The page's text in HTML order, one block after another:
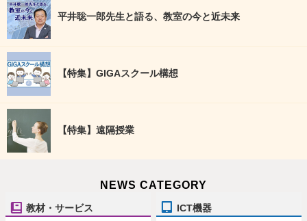
平井聡一郎先生と語る、教室の今と近未来
【特集】GIGAスクール構想
【特集】遠隔授業
NEWS CATEGORY
教材・サービス ICT機器